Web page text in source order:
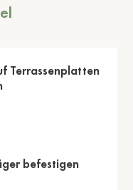
Terrassenplatten
befestigen